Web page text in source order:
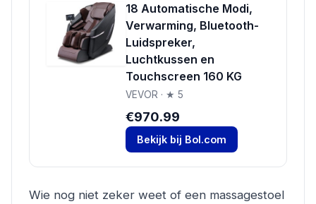
18 Automatische Modi,
Verwarming, Bluetooth-
Luidspreker,
Luchtkussen en
Touchscreen 160 KG
VEVOR · ★ 5
€970.99
Bekijk bij Bol.com
Wie nog niet zeker weet of een massagestoel